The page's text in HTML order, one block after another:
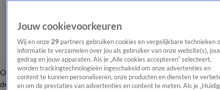
OverzichtAfleveringen Entertainment TV Algemeen
Tip
de redactieNieuwsbrief
Jouw cookievoorkeuren
Wij en onze 29 partners gebruiken cookies en vergelijkbare technieken
informatie te verzamelen over jou als gebruiker van onze website(s),
gedrag en jouw apparaten. Als je „Alle cookies accepteren” selecteert,
worden trackingtechnologieën ingeschakeld om onze advertenties en
content te kunnen personaliseren, onze producten en diensten te
en om de prestaties van advertenties en content te meten. Als je